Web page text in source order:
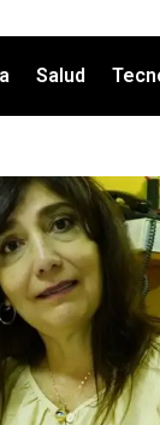
Salud